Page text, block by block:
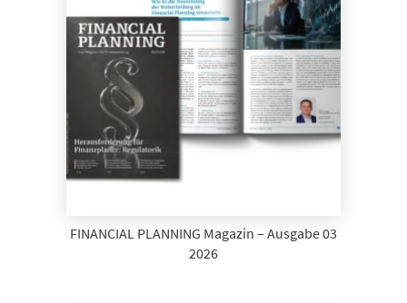
FINANCIAL PLANNING Magazin – Ausgabe 03
2026